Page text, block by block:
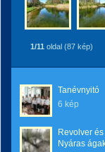
1/11 oldal (87 kép)
Tanévnyitó
6 kép
Revolver
Nyáras